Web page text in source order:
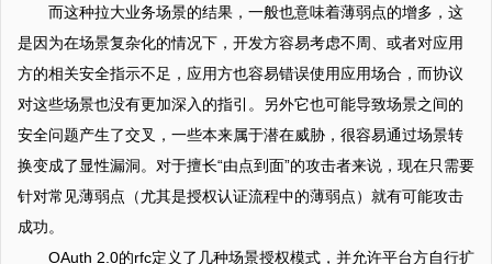
而这种拉大业务场景的结果，一般也意味着薄弱点的增多，这
是因为在场景复杂化的情况下，开发方容易考虑不周、或者对应用
方的相关安全指示不足，应用方也容易错误使用应用场合，而协议
对这些场景也没有更加深入的指引。另外它也可能导致场景之间的
安全问题产生了交叉，一些本来属于潜在威胁，很容易通过场景转
换变成了显性漏洞。对于擅长“由点到面”的攻击者来说，现在只需要
针对常见薄弱点（尤其是授权认证流程中的薄弱点）就有可能攻击
成功。
OAuth 2.0的rfc定义了几种场景授权模式，并允许平台方自行扩